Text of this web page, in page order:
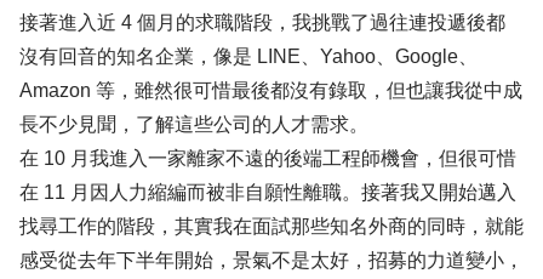
接著進入近 4 個月的求職階段，我挑戰了過往連投遞後都
沒有回音的知名企業，像是 LINE、Yahoo、Google、
Amazon 等，雖然很可惜最後都沒有錄取，但也讓我從中成
長不少見聞，了解這些公司的人才需求。
在 10 月我進入一家離家不遠的後端工程師機會，但很可惜
在 11 月因人力縮編而被非自願性離職。接著我又開始邁入
找尋工作的階段，其實我在面試那些知名外商的同時，就能
感受從去年下半年開始，景氣不是太好，招募的力道變小，